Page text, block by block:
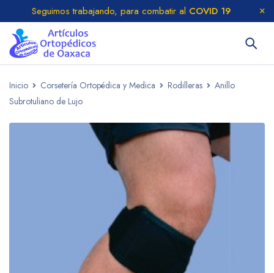
Seguimos trabajando, para combatir al COVID 19
Inicio Corsetería Ortopédica y Medica Rodilleras
Anillo
Subrotuliano de Lujo